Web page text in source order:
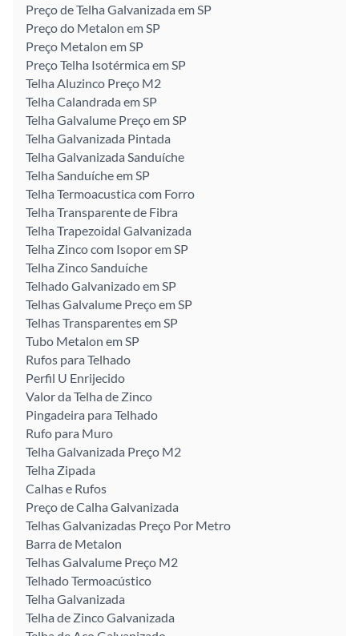
Preço de Telha Galvanizada em SP
Preço do Metalon em SP
Preço Metalon em SP
Preço Telha Isotérmica em SP
Telha Aluzinco Preço M2
Telha Calandrada em SP
Telha Galvalume Preço em SP
Telha Galvanizada Pintada
Telha Galvanizada Sanduíche
Telha Sanduíche em SP
Telha Termoacustica com Forro
Telha Transparente de Fibra
Telha Trapezoidal Galvanizada
Telha Zinco com Isopor em SP
Telha Zinco Sanduíche
Telhado Galvanizado em SP
Telhas Galvalume Preço em SP
Telhas Transparentes em SP
Tubo Metalon em SP
Rufos para Telhado
Perfil U Enrijecido
Valor da Telha de Zinco
Pingadeira para Telhado
Rufo para Muro
Telha Galvanizada Preço M2
Telha Zipada
Calhas e Rufos
Preço de Calha Galvanizada
Telhas Galvanizadas Preço Por Metro
Barra de Metalon
Telhas Galvalume Preço M2
Telhado Termoacústico
Telha Galvanizada
Telha de Zinco Galvanizada